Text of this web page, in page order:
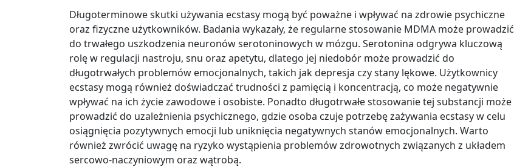
Długoterminowe skutki używania ecstasy mogą być poważne i wpływać na zdrowie psychiczne
oraz fizyczne użytkowników. Badania wykazały, że regularne stosowanie MDMA może prowadzić
do trwałego uszkodzenia neuronów serotoninowych w mózgu. Serotonina odgrywa kluczową
rolę w regulacji nastroju, snu oraz apetytu, dlatego jej niedobór może prowadzić do
długotrwałych problemów emocjonalnych, takich jak depresja czy stany lękowe. Użytkownicy
ecstasy mogą również doświadczać trudności z pamięcią i koncentracją, co może negatywnie
wpływać na ich życie zawodowe i osobiste. Ponadto długotrwałe stosowanie tej substancji może
prowadzić do uzależnienia psychicznego, gdzie osoba czuje potrzebę zażywania ecstasy w celu
osiągnięcia pozytywnych emocji lub uniknięcia negatywnych stanów emocjonalnych. Warto
również zwrócić uwagę na ryzyko wystąpienia problemów zdrowotnych związanych z układem
sercowo-naczyniowym oraz wątrobą.